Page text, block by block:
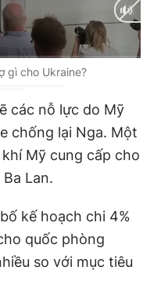
gì cho Ukraine?
các nỗ lực do Mỹ
chống lại Nga. Một
Mỹ cung cấp cho
Lan.
kế hoạch chi 4%
quốc phòng
so với mục tiêu